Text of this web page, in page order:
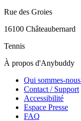
Rue des Groies
16100 Châteaubernard
Tennis
À propos d'Anybuddy
Qui sommes-
Contact / Support
Accessibilité
Espace Presse
FAQ